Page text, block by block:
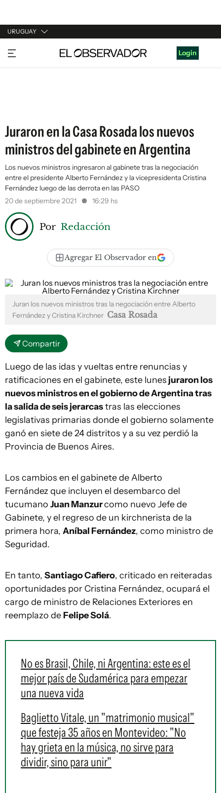
URUGUAY
URUGUAY
ARGENTINA
Login
Juraron en la Casa Rosada los nuevos
ministros del gabinete en Argentina
Los nuevos ministros ingresaron al gabinete tras la negociación
entre el presidente Alberto Fernández y la vicepresidenta Cristina
Fernández luego de las derrota en las PASO
20 de septiembre 2021
16:29 hs
Por Redacción
Agregar El Observador en
Juran los nuevos ministros tras la negociación entre Alberto
Fernández y Cristina Kirchner Casa Rosada
Compartir
Luego de las idas y vueltas entre renuncias y
ratificaciones en el gabinete, este lunes juraron los
nuevos ministros en el gobierno de Argentina tras
la salida de seis jerarcastras las elecciones
legislativas primarias donde el gobierno solamente
ganó en siete de 24 distritos y a su vez perdió la
Provincia de Buenos Aires.
Los cambios en el gabinete de Alberto
Fernández que incluyen el desembarco del
tucumano Juan Manzurcomo nuevo Jefe de
Gabinete, y el regreso de un kirchnerista de la
primera hora, Aníbal Fernández, como ministro de
Seguridad.
En tanto, Santiago Cafiero, criticado en reiteradas
oportunidades por Cristina Fernández, ocupará el
cargo de ministro de Relaciones Exteriores en
reemplazo de Felipe Solá.
No es Brasil, Chile, ni Argentina: este es el
mejor país de Sudamérica para empezar
una nueva vida
Baglietto Vitale, un "matrimonio musical"
que festeja 35 años en Montevideo: "No
hay grieta en la música, no sirve para
dividir, sino para unir"